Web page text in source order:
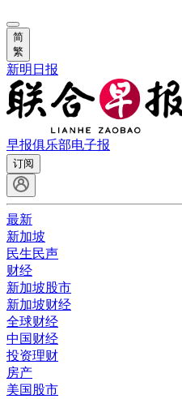
简
繁
新明日报
早报俱乐部电子报
订阅
最新
新加坡
民生民声
财经
新加坡股市
新加坡财经
全球财经
中国财经
投资理财
房产
美国股市